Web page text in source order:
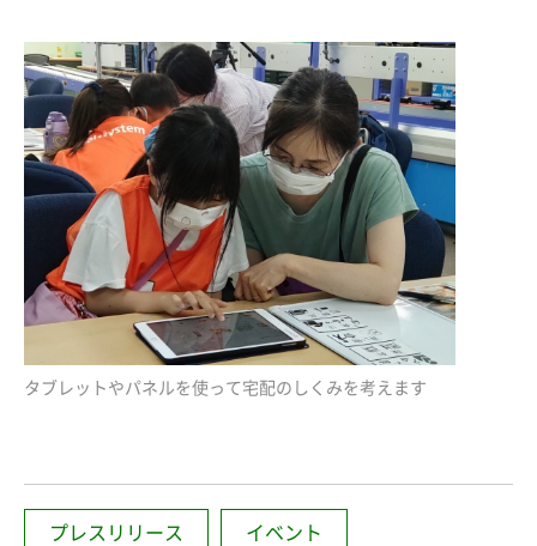
タブレットやパネルを使って宅配のしくみを考えます
プレスリリース イベント